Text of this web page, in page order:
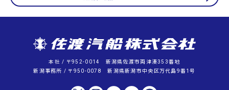
本社 / 〒952-0014 新潟県佐渡市両津湊353番地
新潟事務所 / 〒950-0078 新潟県新潟市中央区万代島9番1号